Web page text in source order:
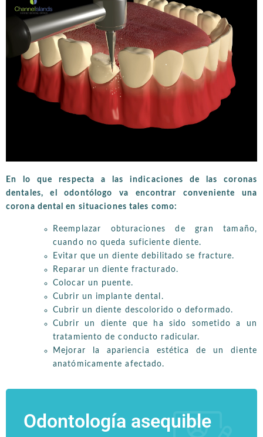
En lo que respecta a las indicaciones de las coronas
dentales, el odontólogo va encontrar conveniente una
corona dental en situaciones tales como:
Reemplazar obturaciones de gran tamaño,
cuando no queda suficiente diente.
Evitar que un diente debilitado se fracture.
Reparar un diente fracturado.
Colocar un puente.
Cubrir un implante dental.
Cubrir un diente descolorido o deformado.
Cubrir un diente que ha sido sometido a un
tratamiento de conducto radicular.
Mejorar la apariencia estética de un diente
anatómicamente afectado.
Odontología asequible